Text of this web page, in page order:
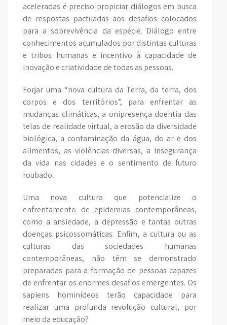
aceleradas é preciso propiciar diálogos em busca
de respostas pactuadas aos desafios colocados
para a sobrevivência da espécie. Diálogo entre
conhecimentos acumulados por distintas culturas
e tribos humanas e incentivo à capacidade de
inovação e criatividade de todas as pessoas.
Forjar uma “nova cultura da Terra, da terra, dos
corpos e dos territórios”, para enfrentar as
mudanças climáticas, a onipresença doentia das
telas de realidade virtual, a erosão da diversidade
biológica, a contaminação da água, do ar e dos
alimentos, as violências diversas, a insegurança
da vida nas cidades e o sentimento de futuro
roubado.
Uma nova cultura que potencialize o
enfrentamento de epidemias contemporâneas,
como a ansiedade, a depressão e tantas outras
doenças psicossomáticas. Enfim, a cultura ou as
culturas das sociedades humanas
contemporâneas, não têm se demonstrado
preparadas para a formação de pessoas capazes
de enfrentar os enormes desafios emergentes. Os
sapiens hominídeos terão capacidade para
realizar uma profunda revolução cultural, por
meio da educação?